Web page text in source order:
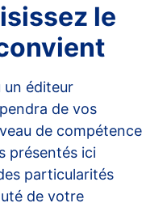
le
un éditeur
de vos
de compétence
présentés ici
particularités
de votre